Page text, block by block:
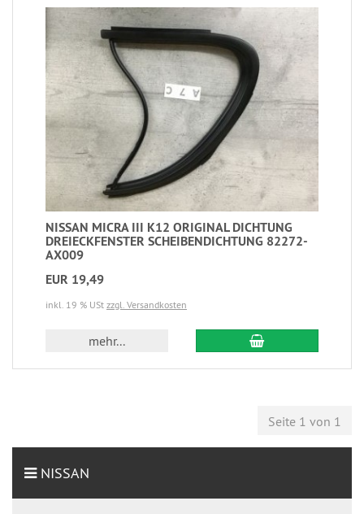
NISSAN MICRA III K12 ORIGINAL DICHTUNG
DREIECKFENSTER SCHEIBENDICHTUNG 82272-
AX009
EUR 19,49
inkl. 19 % USt zzgl. Versandkosten
mehr...
Seite 1 von 1
NISSAN